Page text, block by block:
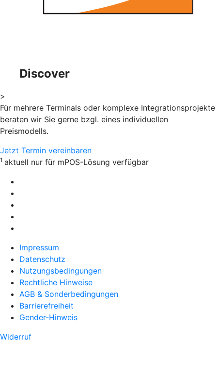
Discover
>
Für mehrere Terminals oder komplexe Integrationsprojekte
beraten wir Sie gerne bzgl. eines individuellen
Preismodells.
Jetzt Termin vereinbaren
1 aktuell nur für mPOS-Lösung verfügbar
Impressum
Datenschutz
Nutzungsbedingungen
Rechtliche Hinweise
AGB & Sonderbedingungen
Barrierefreiheit
Gender-Hinweis
Widerruf